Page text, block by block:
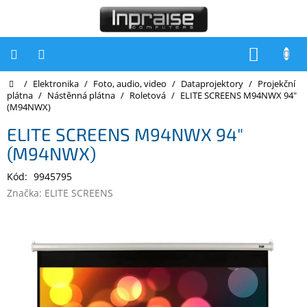
Počítače
Počítače
Notebooky
Tiskárny
slevy
Oblíbené
Domů
/ Elektronika / Foto, audio, video / Dataprojektory / Projekční
plátna / Nástěnná plátna / Roletová / ELITE SCREENS M94NWX 94"
(M94NWX)
ELITE SCREENS M94NWX 94"
(M94NWX)
Kód: 9945795
Značka: ELITE SCREENS